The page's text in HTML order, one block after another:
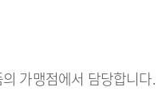
가맹점에서 담당합니다.